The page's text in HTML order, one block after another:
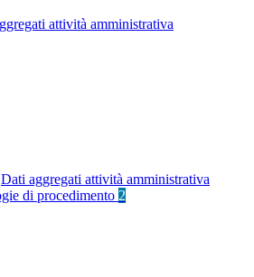
attività amministrativa
Dati aggregati attività amministrativa
di procedimento 2